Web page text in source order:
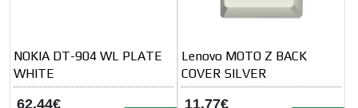
NOKIA DT-904 WL PLATE
WHITE
62.44€
Lenovo MOTO Z BACK
COVER SILVER
11.77€